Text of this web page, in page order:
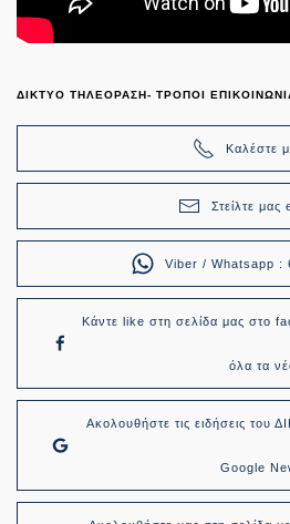
ΔΙΚΤΥΟ ΤΗΛΕΟΡΑΣΗ- ΤΡΟΠΟΙ
Καλέστε
Στείλτε μας
Viber / Whatsapp :
Κάντε like στη σελίδα μας στο
όλα τα
Ακολουθήστε τις ειδήσεις
Google